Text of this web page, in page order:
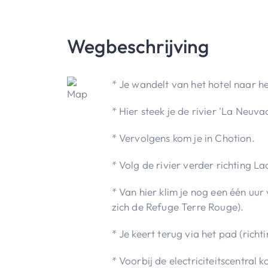
Wegbeschrijving
* Je wandelt van het hotel naar
* Hier steek je de rivier 'La
* Vervolgens kom je in Chotion.
* Volg de rivier verder richting
* Van hier klim je nog een één
zich de Refuge Terre Rouge).
* Je keert terug via het pad
* Voorbij de electriciteitscentral